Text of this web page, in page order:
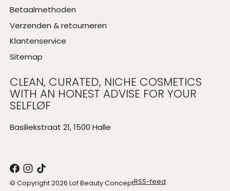
Betaalmethoden
Verzenden & retourneren
Klantenservice
Sitemap
CLEAN, CURATED, NICHE COSMETICS
WITH AN HONEST ADVISE FOR YOUR
SELFLØF
Basiliekstraat 21, 1500 Halle
© Copyright 2026 Lof Beauty ConceptRSS-feed